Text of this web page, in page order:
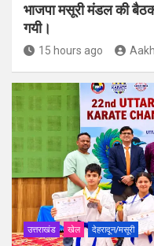
भाजपा मसूरी मंडल की बैठक
गयी।
15 hours ago
उत्तराखंड खेल देहरादून/मसूरी